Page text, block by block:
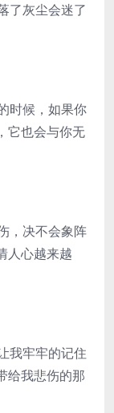
了灰尘会迷了
时候，如果你
它也会与你无
，决不会象阵
人心越来越
我牢牢的记住
给我悲伤的那